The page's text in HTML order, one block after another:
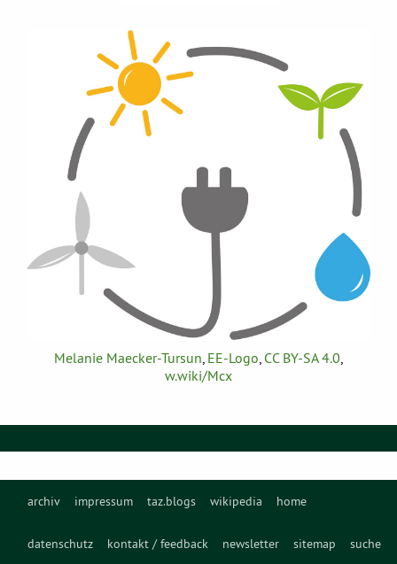
archiv impressum taz.blogs wikipedia home
datenschutz kontakt / feedback newsletter sitemap suche
Melanie Maecker-Tursun, EE-Logo, CC BY-SA 4.0,
w.wiki/Mcx